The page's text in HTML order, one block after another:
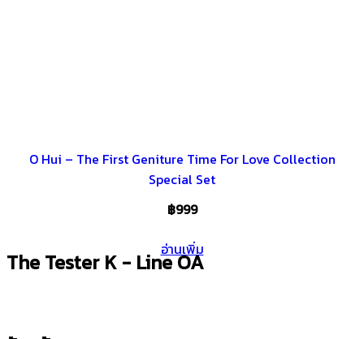
O Hui – The First Geniture Time For Love Collection
Special Set
฿999
อ่านเพิ่ม
The Tester K - Line OA